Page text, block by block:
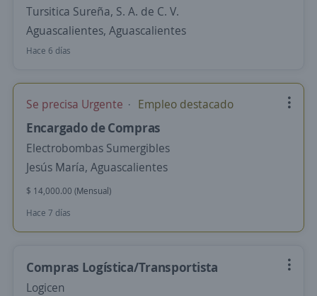
Tursitica Sureña, S. A. de C. V.
Aguascalientes, Aguascalientes
Hace 6 días
Se precisa Urgente Empleo destacado
Encargado de Compras
Electrobombas Sumergibles
Jesús María, Aguascalientes
$ 14,000.00 (Mensual)
Hace 7 días
Compras Logística/Transportista
Logicen